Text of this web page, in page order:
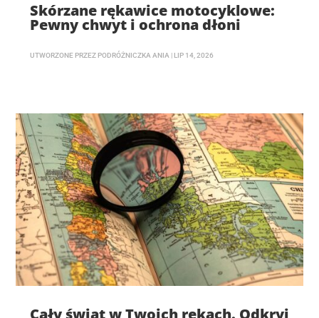
Skórzane rękawice motocyklowe:
Pewny chwyt i ochrona dłoni
UTWORZONE PRZEZ PODRÓŻNICZKA ANIA LIP 14, 2026